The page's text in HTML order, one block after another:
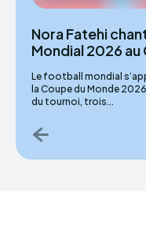
Nora Fatehi
Mondial 2026 au
Le football mondial
la Coupe du Monde
du tournoi, trois...